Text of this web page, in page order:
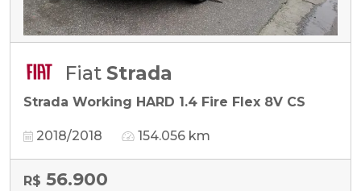
Fiat Strada
Strada Working HARD 1.4 Fire Flex 8V CS
2018/2018 154.056 km
R$ 56.900